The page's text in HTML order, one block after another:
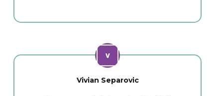
Vivian Separovic